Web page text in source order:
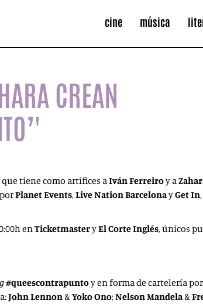
cine música
CREAN
tiene como artífices aIván Ferreiroy a
Planet Events,Live Nation BarcelonayGet In
enTicketmasteryEl Corte Inglés, únicos
#queescontrapuntoy en forma de cartelería
John Lennon&Yoko Ono;Nelson Mandela&